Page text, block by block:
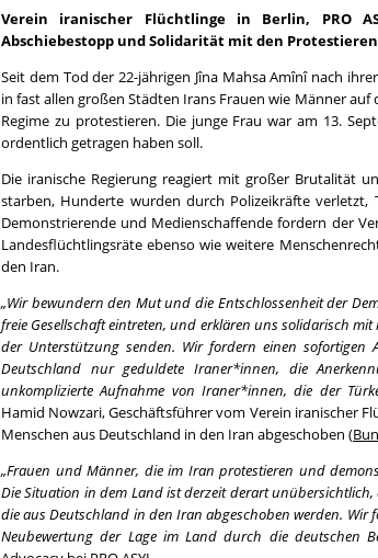
Verein iranischer Flüchtlinge in Berlin, PRO
Abschiebestopp und Solidarität mit den
Seit dem Tod der 22-jährigen Jîna Mahsa Amînî nach
in fast allen großen Städten Irans Frauen wie Männer
Regime zu protestieren. Die junge Frau war am 13.
ordentlich getragen haben soll.
Die iranische Regierung reagiert mit großer Brutalität
starben, Hunderte wurden durch Polizeikräfte verletzt,
Demonstrierende und Medienschaffende fordern der
Landesflüchtlingsräte ebenso wie weitere
den Iran.
„Wir bewundern den Mut und die Entschlossenheit der
freie Gesellschaft eintreten, und erklären uns solidarisch
der Unterstützung senden. Wir fordern einen
Deutschland nur geduldete Iraner*innen, die
unkomplizierte Aufnahme von Iraner*innen, die der
Hamid Nowzari, Geschäftsführer vom Verein iranischer
Menschen aus Deutschland in den Iran abgeschoben (
„Frauen und Männer, die im Iran protestieren und
Die Situation in dem Land ist derzeit derart
die aus Deutschland in den Iran abgeschoben werden.
Neubewertung der Lage im Land durch die deutschen